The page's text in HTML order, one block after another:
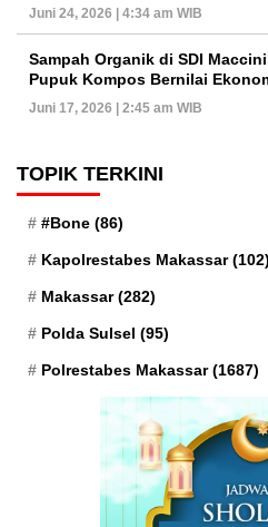
Juni 24, 2026 | 4:34 am WIB
Sampah Organik di SDI
Pupuk Kompos Bernilai
Juni 17, 2026 | 2:45 am WIB
TOPIK TERKINI
#Bone (86)
Kapolrestabes Makassar(102)
Makassar(282)
Polda Sulsel (95)
Polrestabes Makassar(1687)